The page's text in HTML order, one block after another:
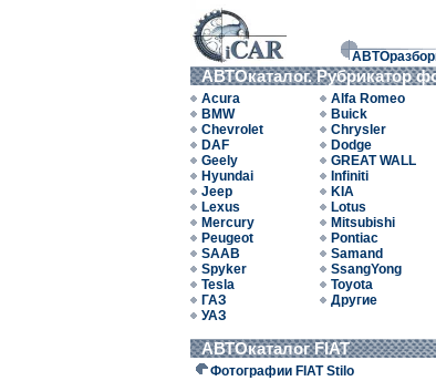
АВТОкаталог. Рубрикатор
Acura Alfa Romeo
BMW
Buick
Chevrolet
Chrysler
DAF
Dodge
Geely
GREAT WALL
Hyundai
Infiniti
Jeep
KIA
Lexus
Lotus
Mercury
Mitsubishi
Peugeot
Pontiac
SAAB
Samand
Spyker
SsangYong
Tesla
Toyota
ГАЗ
Другие
УАЗ
АВТОкаталог FIAT
Фотографии FIAT Stilo